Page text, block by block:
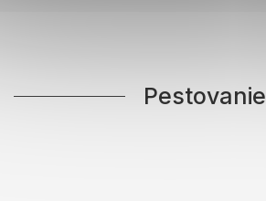
Pestovanie